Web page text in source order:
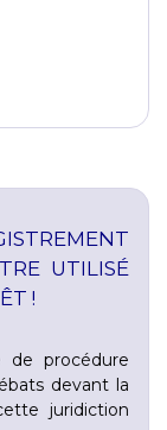
UTILISÉ
!
de procédure
devant la
juridiction